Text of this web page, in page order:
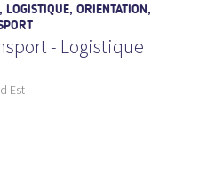
ORIENTATION,
- Logistique
Est